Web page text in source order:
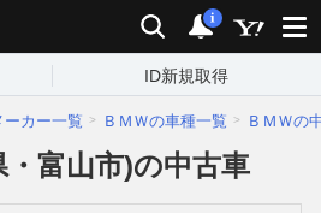
検索 通知
i
ID新規取得
ーカー一覧 ＢＭＷの車種一覧 ＢＭＷの
・富山市)の中古車